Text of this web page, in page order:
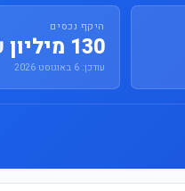
היקף נכסים
130 מיליון ₪
עודכן: 6 באוגוסט 2026